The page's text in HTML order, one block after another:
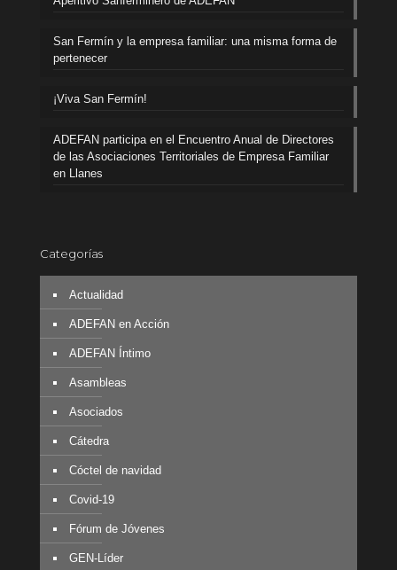
San Fermín y la empresa familiar: una misma forma de
pertenecer
¡Viva San Fermín!
ADEFAN participa en el Encuentro Anual de Directores
de las Asociaciones Territoriales de Empresa Familiar
en Llanes
Categorías
Actualidad
ADEFAN en Acción
ADEFAN Íntimo
Asambleas
Asociados
Cátedra
Cóctel de navidad
Covid-19
Fórum de Jóvenes
GEN-Líder